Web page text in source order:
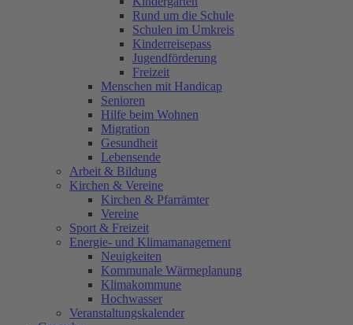
Rund um die Schule
Schulen im Umkreis
Kinderreisepass
Jugendförderung
Freizeit
Menschen mit Handicap
Senioren
Hilfe beim Wohnen
Migration
Gesundheit
Lebensende
Arbeit & Bildung
Kirchen & Vereine
Kirchen & Pfarrämter
Vereine
Sport & Freizeit
Energie- und Klimamanagement
Neuigkeiten
Kommunale Wärmeplanung
Klimakommune
Hochwasser
Veranstaltungskalender